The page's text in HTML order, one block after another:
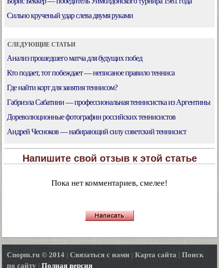
Сильно крученый удар слева двумя руками
СЛЕДУЮЩИЕ СТАТЬИ
Анализ прошедшего матча для будущих побед
Кто подает, тот побеждает — неписаное правило тенниса
Где найти корт для занятия теннисом?
Габриэла Сабатини — профессиональная теннисистка из Аргентины
Дореволюционные фотографии российских теннисистов
Андрей Чесноков — набирающий силу советский теннисист
Напишите свой отзыв к этой статье
Пока нет комментариев, смелее!
Cnopm.ru © 2014 | Связаться с нами | Карта сайта | Поиск
по сайту | Полная версия